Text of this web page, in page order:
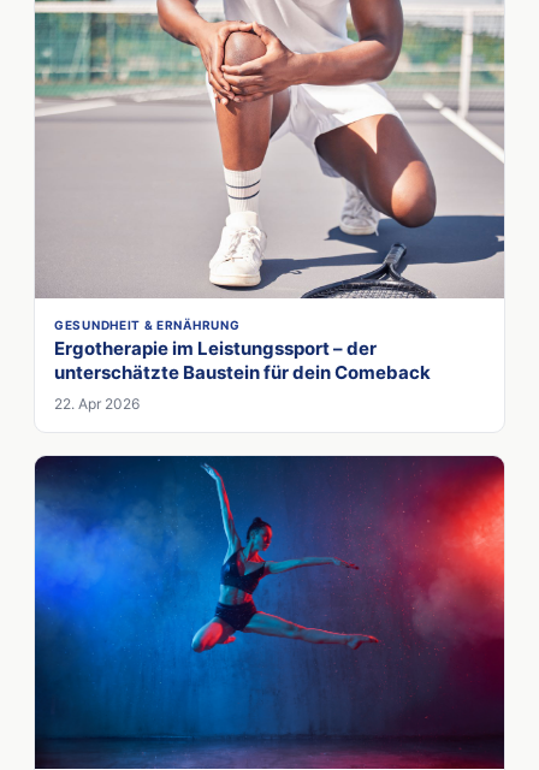
GESUNDHEIT & ERNÄHRUNG
Ergotherapie im Leistungssport – der
unterschätzte Baustein für dein Comeback
22. Apr 2026